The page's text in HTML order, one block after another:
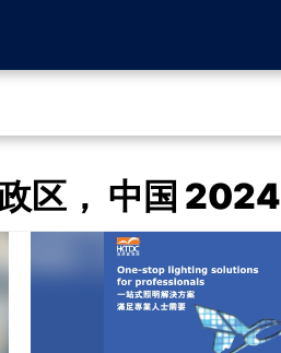
区， 中国 2024